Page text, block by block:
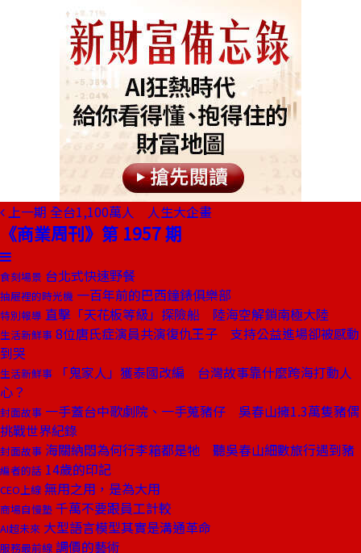
上一期 全台1,100萬人 人生大企畫
《商業周刊》第 1957 期
食刻場景 台北式快速野餐
抽屜裡的時光機 一百年前的巴西鐘錶俱樂部
特別報導 直擊「天花板等級」探險船 陸海空解鎖南極大陸
生活新鮮事 8位唐氏症演員共演復仇王子 支持公益進場卻被感動
到哭
生活新鮮事
「鬼家人」獲泰國改編 台灣故事靠什麼跨海打動人
心？
封面故事 一手蓋台中歌劇院、一手蒐豬仔 吳春山擁1.3萬隻豬偶
挑戰世界紀錄
封面故事 海關納悶為何行李箱都是牠 聽吳春山細數旅行遇到豬
編者的話 14歲的印記
CEO上線 無用之用，是為大用
商場自慢塾 千萬不要跟員工計較
AI超未來 大型語言模型其實是溝通革命
服務最前線 調價的藝術